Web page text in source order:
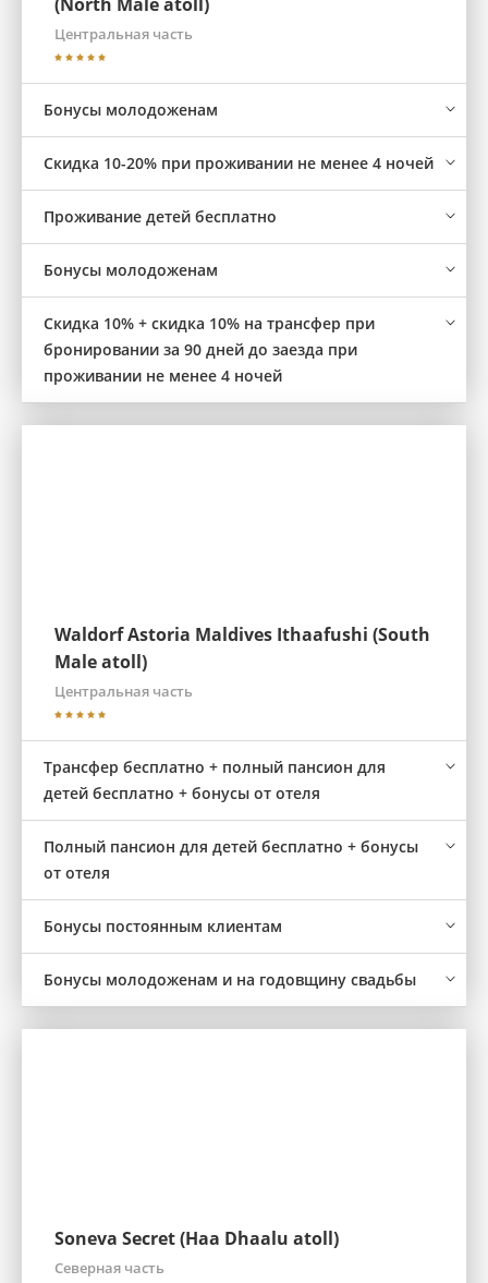
Центральная часть
Бонусы молодоженам
Скидка 10-20% при проживании не менее 4 ночей
Проживание детей бесплатно
Бонусы молодоженам
Скидка 10% + скидка 10% на трансфер при
бронировании за 90 дней до заезда при
проживании не менее 4 ночей
Waldorf Astoria Maldives Ithaafushi (South
Male atoll)
Центральная часть
Трансфер бесплатно + полный пансион для
детей бесплатно + бонусы от отеля
Полный пансион для детей бесплатно + бонусы
от отеля
Бонусы постоянным клиентам
Бонусы молодоженам и на годовщину свадьбы
Soneva Secret (Haa Dhaalu atoll)
Северная часть